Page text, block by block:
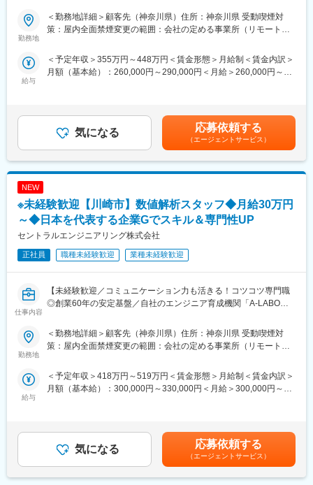
■当社の魅力：
・自社研修施設では、各分野で豊富な経験を持つエキスパート講
師が常駐し、業務で必要な技術やスキルアップのための研修セミ
・評価は点数制です。定期的に営業や人材開発部スタッフとの面
談でご自身の現状や目標をすり合わせるため、評価のポイントが
わかりやすく、明確な目標を持ってスキルアップ・昇給昇格を目
指せます。
・基本は1つの案件に定年まで就業する前提で、頻繁な異動は行わ
ず、スキル定着と専門性向上を重視しています。
・一般職は4段階のグレード制を採用し、その後はマネジメント職
またはエキスパート職へのキャリアアップが可能です。
■当社について：
・当社は航空宇宙、自動車、電気電子通信、IT情報、エネルギー
分野などの業界約300社の大手メーカーに技術を提供。
100％】
ョン（成形解析）業務です。
・最初は先輩社員のアシスタントとして、簡単なデータ入力や事
■業務内容：
◇解析モデルの作成
・専用ツールを使用し、シミュレーションを行うための準備（メ
ッシュ作成等）の補助。
・コンピュータでの計算実行と、その結果をExcel等にまとめる作
業。
◇ドキュメント作成
・打ち合わせの議事録作成や、解析結果を報告するための資料作
成。
◇事務、電話対応
◇スキルアップ研修
・業務を通じて解析の基礎知識を学び、段階的に高度なシミュレ
■自社のエンジニア育成機関「A-LABO」：
・先端をゆく技術が求められる場に身をおくエンジニアのため
面の成長をバックアップ。基礎研修をはじめ、スキルアップ、キ
ャリアアップセミナー、エンジニア交流などを行えるスペースで
ヒューマンスキルの両軸で育成に取り組んでいます。また「A-
LABO」はカフェのような落ち着いた空間設計で、自習の場として
自由に利用しているエンジニアも多数。今後もさらに充実させて
いく方針。
勤務地
＜勤務地詳細＞顧客先（神奈川県）住所：神奈川県 受動喫煙対
策：屋内全面禁煙変更の範囲：会社の定める事業所（リモートワ
給与
＜予定年収＞355万円～448万円＜賃金形態＞月給制＜賃金内訳＞
月額（基本給）：260,000円～290,000円＜月給＞260,000円～
じて上下する可能性があります。月給(月額)は固定手当を含めた表
記です。気になる 応募依頼する
（エージェントサービス）
NEW
※未経験歓迎【川崎市】数値解析スタッフ◆月給30万円
～◆日本を代表する企業Gでスキル＆専門性UP
セントラルエンジニアリング株式会社
正社員 職種未経験歓迎 業種未経験歓迎
仕事内容
【未経験歓迎／コミュニケーション力も活きる！コツコツ専門職
◎創業60年の安定基盤／自社のエンジニア育成機関「A-LABO」
得率100％】
値解析（CAE）業務をお任せします。
・重工業プラント設備や輸送機器部品など、幅広い分野の構造解
■業務詳細：
・3D-CAD（NX等）を使用した構造解析用モデルの作成
・メッシャー（HyperMesh等）を用いたメッシュ生成および境界
勤務地
＜勤務地詳細＞顧客先（神奈川県）住所：神奈川県 受動喫煙対
策：屋内全面禁煙変更の範囲：会社の定める事業所（リモートワ
給与
＜予定年収＞418万円～519万円＜賃金形態＞月給制＜賃金内訳＞
月額（基本給）：300,000円～330,000円＜月給＞300,000円～
じて上下する可能性があります。月給(月額)は固定手当を含めた表
記です。気になる 応募依頼する
（エージェントサービス）